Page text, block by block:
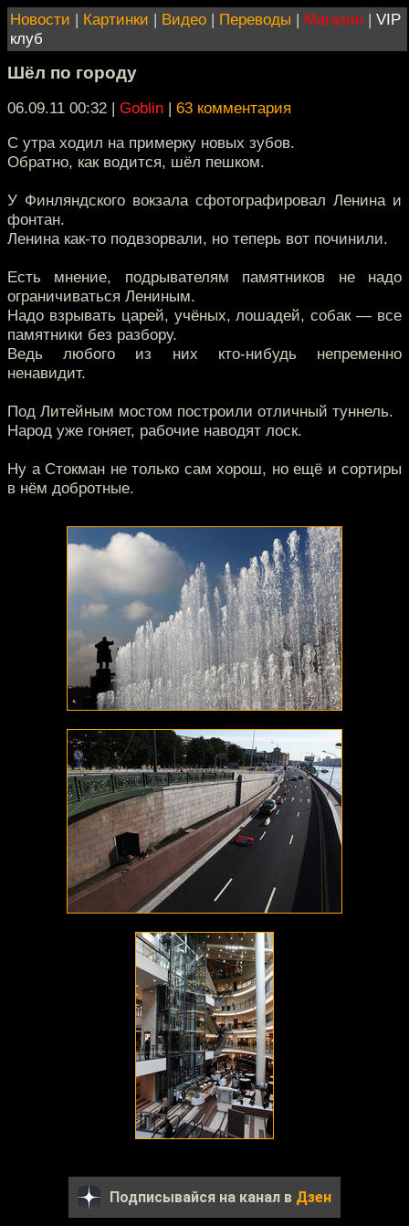
Новости | Картинки | Видео | Переводы | Магазин | VIP
клуб
Шёл по городу
06.09.11 00:32 | Goblin | 63 комментария
С утра ходил на примерку новых зубов.
Обратно, как водится, шёл пешком.
У Финляндского вокзала сфотографировал Ленина и
фонтан.
Ленина как-то подвзорвали, но теперь вот починили.
Есть мнение, подрывателям памятников не надо
ограничиваться Лениным.
Надо взрывать царей, учёных, лошадей, собак — все
памятники без разбору.
Ведь любого из них кто-нибудь непременно
ненавидит.
Под Литейным мостом построили отличный туннель.
Народ уже гоняет, рабочие наводят лоск.
Ну а Стокман не только сам хорош, но ещё и сортиры
в нём добротные.
Подписывайся на канал в Дзен